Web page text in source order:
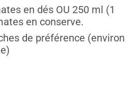
en dés OU 250 ml (1
en conserve.
de préférence (environ